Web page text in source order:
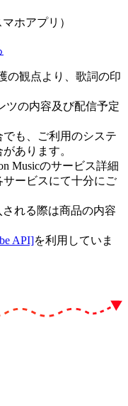
ホアプリ）
の観点より、歌詞の印
ツの内容及び配信予定
も、ご利用のシステ
あります。
Musicのサービス詳細
ービスにて十分にご
される際は商品の内容
API]を利用していま